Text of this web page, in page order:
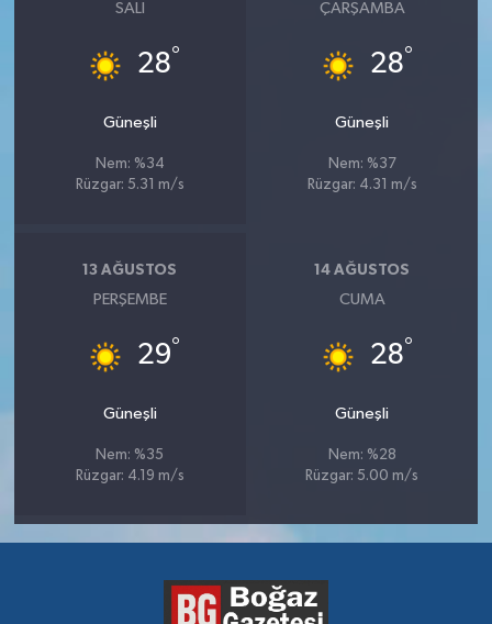
SALI
28°
Güneşli
Nem: %34
Rüzgar: 5.31 m/s
ÇARŞAMBA
28°
Güneşli
Nem: %37
Rüzgar: 4.31 m/s
13 AĞUSTOS
PERŞEMBE
29°
Güneşli
Nem: %35
Rüzgar: 4.19 m/s
14 AĞUSTOS
CUMA
28°
Güneşli
Nem: %28
Rüzgar: 5.00 m/s